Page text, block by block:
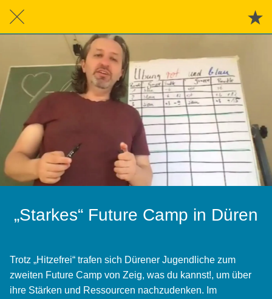
„Starkes“ Future Camp in Düren
Trotz „Hitzefrei“ trafen sich Dürener Jugendliche zum
zweiten Future Camp von Zeig, was du kannst!, um über
ihre Stärken und Ressourcen nachzudenken. Im